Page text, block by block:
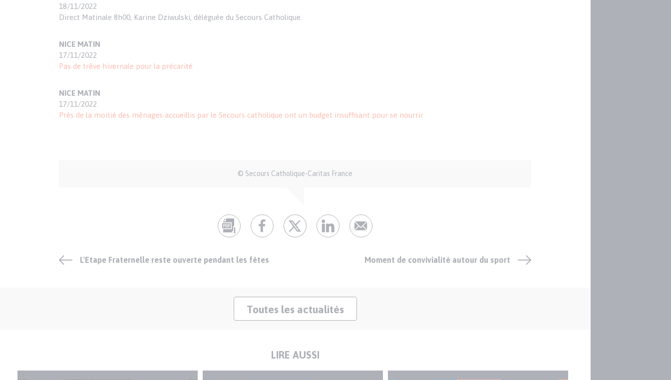
18/11/2022
Direct Matinale 8h00, Karine Dziwulski, déléguée du Secours Catholique.
NICE MATIN
17/11/2022
Pas de trêve hivernale pour la précarité
NICE MATIN
17/11/2022
Près de la moitié des ménages accueillis par le Secours catholique ont un budget insuffisant pour se nourrir
© Secours Catholique-Caritas France
L'Etape Fraternelle reste ouverte pendant les fêtes Moment de convivialité autour du sport
Toutes les actualités
LIRE AUSSI